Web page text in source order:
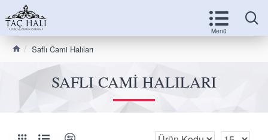
Saflı Cami Halıları
SAFLI CAMI HALILARI